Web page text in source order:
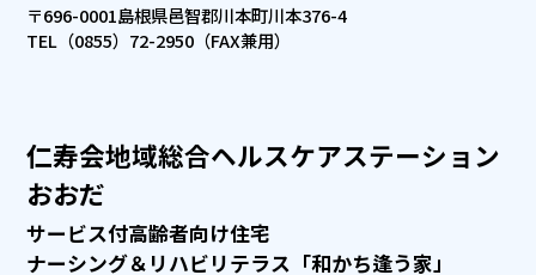
〒696-0001島根県邑智郡川本町川本376-4
TEL（0855）72-2950（FAX兼用）
仁寿会地域総合ヘルスケアステーション
おおだ
サービス付高齢者向け住宅
ナーシング＆リハビリテラス「和かち逢う家」